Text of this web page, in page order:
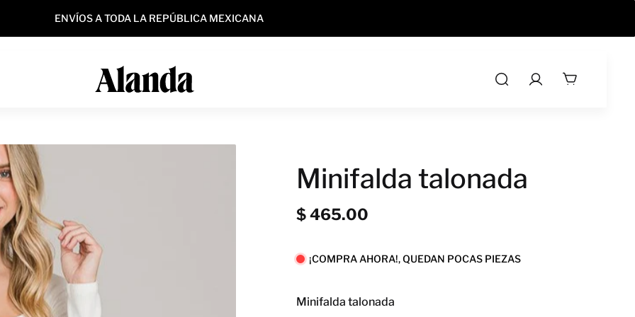
ENVÍOS A TODA LA REPÚBLICA MEXICANA
Minifalda talonada
$ 465.00
¡COMPRA AHORA!, QUEDAN POCAS PIEZAS
Minifalda talonada